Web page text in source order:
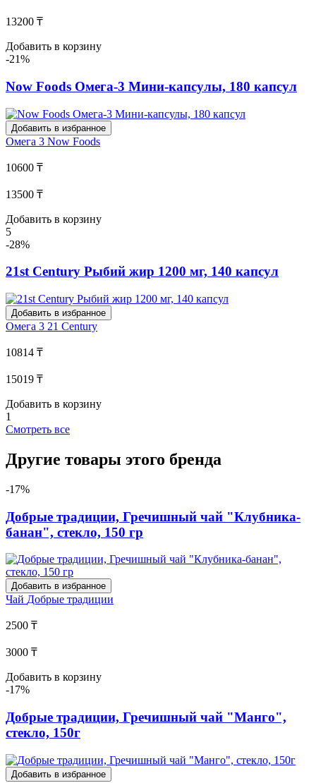
13200 ₸
Добавить в корзину
-21%
Now Foods Омега-3 Мини-капсулы, 180 капсул
Добавить в избранное
Омега 3 Now Foods
10600 ₸
13500 ₸
Добавить в корзину
5
-28%
21st Century Рыбий жир 1200 мг, 140 капсул
Добавить в избранное
Омега 3 21 Century
10814 ₸
15019 ₸
Добавить в корзину
1
Смотреть все
Другие товары этого бренда
-17%
Добрые традиции, Гречишный чай "Клубника-
банан", стекло, 150 гр
Добавить в избранное
Чай Добрые традиции
2500 ₸
3000 ₸
Добавить в корзину
-17%
Добрые традиции, Гречишный чай "Манго",
стекло, 150г
Добавить в избранное